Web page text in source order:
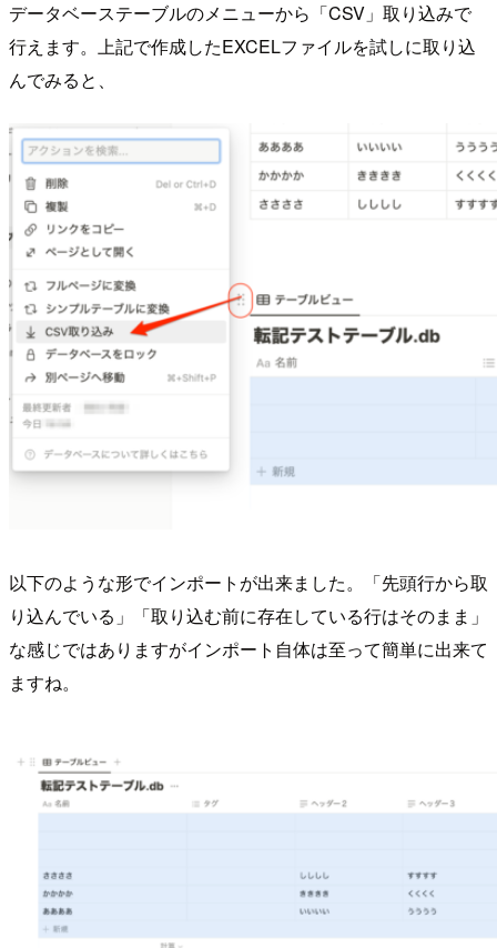
データベーステーブルのメニューから「CSV」取り込みで
行えます。上記で作成したEXCELファイルを試しに取り込
んでみると、
以下のような形でインポートが出来ました。「先頭行から取
り込んでいる」「取り込む前に存在している行はそのまま」
な感じではありますがインポート自体は至って簡単に出来て
ますね。